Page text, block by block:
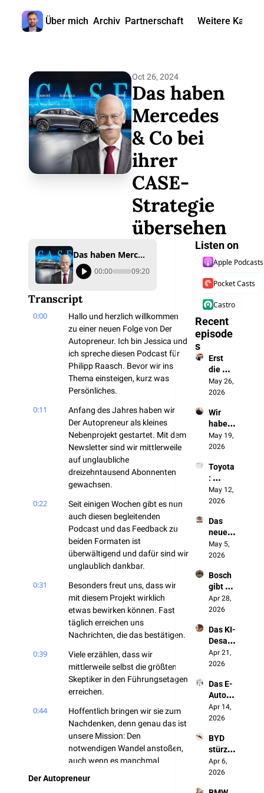
Über mich Archiv Partnerschaft Weitere Kanäle
Oct 26, 2024
Das haben
Mercedes
& Co bei
ihrer
CASE-
Strategie
übersehen
Das haben Mercedes & Co bei ihrer CASE-Strategie übersehen
00:00 09:20
Transcript
0:00
Hallo und herzlich willkommen
zu einer neuen Folge von Der
Autopreneur. Ich bin Jessica und
ich spreche diesen Podcast für
Philipp Raasch. Bevor wir ins
Thema einsteigen, kurz was
Persönliches.
0:11
Anfang des Jahres haben wir
Der Autopreneur als kleines
Nebenprojekt gestartet. Mit dem
Newsletter sind wir mittlerweile
auf unglaubliche
dreizehntausend Abonnenten
gewachsen.
0:22
Seit einigen Wochen gibt es nun
auch diesen begleitenden
Podcast und das Feedback zu
beiden Formaten ist
überwältigend und dafür sind wir
unglaublich dankbar.
0:31
Besonders freut uns, dass wir
mit diesem Projekt wirklich
etwas bewirken können. Fast
täglich erreichen uns
Nachrichten, die das bestätigen.
0:39
Viele erzählen, dass wir
mittlerweile selbst die größten
Skeptiker in den Führungsetagen
erreichen.
0:44
Hoffentlich bringen wir sie zum
Nachdenken, denn genau das ist
unsere Mission: Den
notwendigen Wandel anstoßen,
auch wenn es manchmal
Der Autopreneur
Listen on
Apple Podcasts
Pocket Casts
Castro
Recent
episode
s
Erst
die
Batteri
e, jetzt
autono
me
Fahren
May 26,
2026
Wir
haben
die
Chines
ausges
perrt.
Jetzt
bauen
unsere
Autos
May 19,
2026
Toyota
:
„Wenn
sich
ändert,
werde
n wir
NICHT
ben"
May 12,
2026
Das
neue
Made
in
ny
entste
ht in
China
May 5,
2026
Bosch
gibt
Deutsc
hland
(und
keiner
redet
darübe
Apr 28,
2026
Das KI-
Desast
er der
Autoin
Apr 21,
2026
Das E-
Auto
zerstör
t Made
Germa
ny
Apr 14,
2026
BYD
stürzt
ab.
Und
Apr 6,
2026